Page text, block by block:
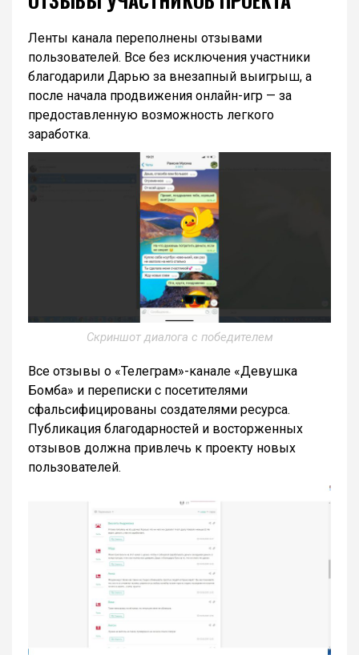
Ленты канала переполнены отзывами
пользователей. Все без исключения участники
благодарили Дарью за внезапный выигрыш, а
после начала продвижения онлайн-игр — за
предоставленную возможность легкого
заработка.
Скриншот диалога с победителем
Все отзывы о «Телеграм»-канале «Девушка
Бомба» и переписки с посетителями
сфальсифицированы создателями ресурса.
Публикация благодарностей и восторженных
отзывов должна привлечь к проекту новых
пользователей.